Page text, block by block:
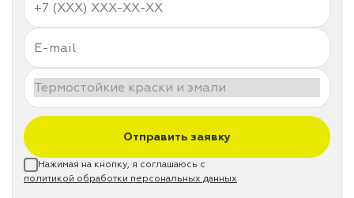
Отправить заявку
Нажимая на кнопку, я соглашаюсь с
политикой обработки персональных данных